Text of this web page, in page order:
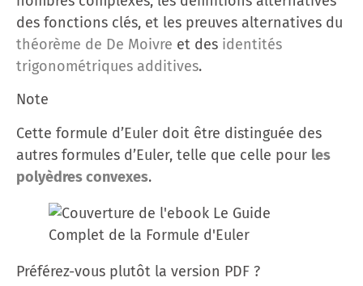
des fonctions clés, et les preuves alternatives du
théorème de De Moivre et des identités
trigonométriques additives.
Note
Cette formule d’Euler doit être distinguée des
autres formules d’Euler, telle que celle pour les
polyèdres convexes.
Préférez-vous plutôt la version PDF ?